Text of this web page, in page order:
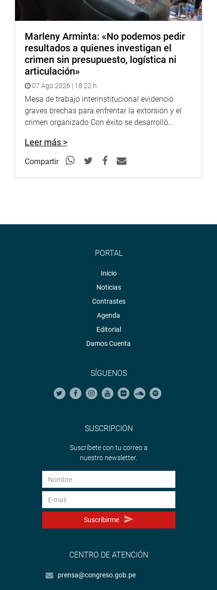
Marleny Arminta: «No podemos pedir
resultados a quienes investigan el
crimen sin presupuesto, logística ni
articulación»
07 Ago 2026 | 18:22 h
Mesa de trabajo interinstitucional evidenció
graves brechas para enfrentar la extorsión y el
crimen organizado Con éxito se desarrolló...
Leer más >
Compartir
PORTAL
Inicio
Noticias
Contrastes
Agenda
Editorial
Damos Cuenta
SÍGUENOS
SUSCRIPCIÓN
Suscríbete con tu correo a
nuestro newsletter.
Suscribirme
CENTRO DE ATENCIÓN
prensa@congreso.gob.pe